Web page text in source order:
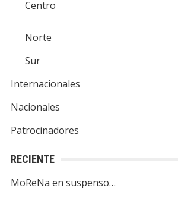
Centro
Norte
Sur
Internacionales
Nacionales
Patrocinadores
RECIENTE
MoReNa en suspenso…